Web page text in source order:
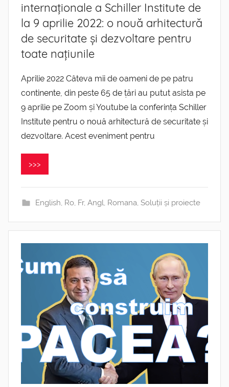
internaționale a Schiller Institute de
la 9 aprilie 2022: o nouă arhitectură
de securitate și dezvoltare pentru
toate națiunile
Aprilie 2022 Câteva mii de oameni de pe patru
continente, din peste 65 de țări au putut asista pe
9 aprilie pe Zoom și Youtube la conferința Schiller
Institute pentru o nouă arhitectură de securitate și
dezvoltare. Acest eveniment pentru
>>>
English, Ro, Fr, Angl, Romana, Soluții și proiecte